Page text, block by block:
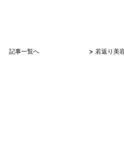
記事一覧へ > 若返り美